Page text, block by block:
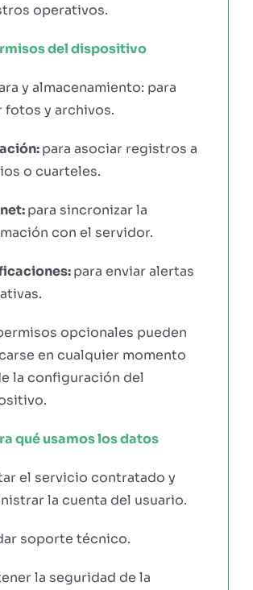
operativos.
del dispositivo
y almacenamiento: para
fotos y archivos.
para asociar registros a
o cuarteles.
para sincronizar la
con el servidor.
para enviar alertas
opcionales pueden
en cualquier momento
la configuración del
qué usamos los datos
el servicio contratado y
la cuenta del usuario.
soporte técnico.
la seguridad de la